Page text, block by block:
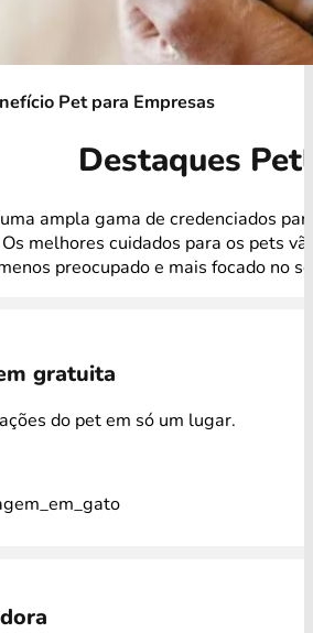
Pet para Empresas
Destaques
ampla gama de credenciados
melhores cuidados para os pets
preocupado e mais focado no
gratuita
do pet em só um lugar.